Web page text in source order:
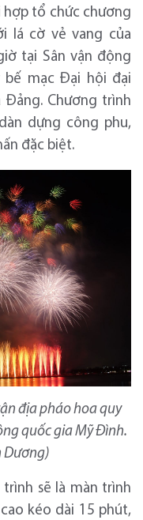
hợp tổ chức chương
lá cờ vẻ vang của
tại Sân vận động
bế mạc Đại hội đại
Đảng. Chương trình
dựng công phu,
đặc biệt.
địa pháo hoa quy
quốc gia Mỹ Đình.
Dương)
trình sẽ là màn trình
kéo dài 15 phút,